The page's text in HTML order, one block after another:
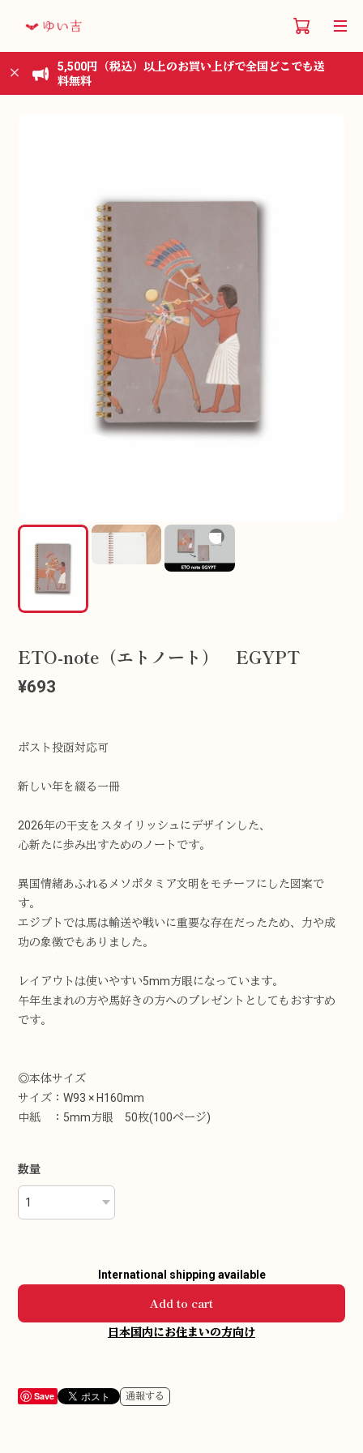
5,500円（税込）以上のお買い上げで全国どこでも送
料無料
ETO-note（エトノート） EGYPT
¥693
ポスト投函対応可
新しい年を綴る一冊
2026年の干支をスタイリッシュにデザインした、
心新たに歩み出すためのノートです。
異国情緒あふれるメソポタミア文明をモチーフにした図案で
す。
エジプトでは馬は輸送や戦いに重要な存在だったため、力や成
功の象徴でもありました。
レイアウトは使いやすい5mm方眼になっています。
午年生まれの方や馬好きの方へのプレゼントとしてもおすすめ
です。
◎本体サイズ
サイズ：W93 × H160mm
中紙 ：5mm方眼 50枚(100ぺージ)
数量
International shipping available
Add to cart
日本国内にお住まいの方向け
Save 通報する